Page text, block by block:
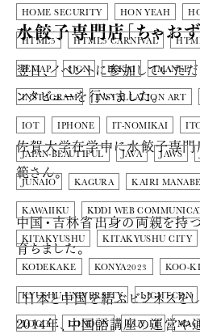
HOME SECURITY HON YEAH
HTML5 HTML5 CARNIVAL
IEMAP IJGN IKKAI IMANEE
INSTAGRAM INSTALLATION ART
IOT IPHONE IT-NOMIKAI
JAPAN-BEAUTIFUL JAVA JAWS
JUNAIO KAGURA KAIRI MANABE
KAWAIIKU KDDI WEB
KITAKYUSHU KITAKYUSHU CITY
KODEKAKE KONYA2023 KOO-KI
KYUSHU UNIVERSITY LIGHTCDN
LOGO LONDON LUV IT
水餃子専門店「ちゃお
翌日、イベントに参加していた
ンタビューを行いました。
佐賀大学在学中に水餃子専
範さん。
中国・吉林省出身の両親を持
育ちました。
「日本と中国を結ぶビジネスを
2014年、中国語講座の運営や